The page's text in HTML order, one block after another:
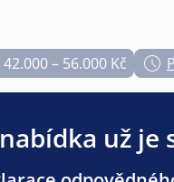
42.000 – 56.000 Kč
už je